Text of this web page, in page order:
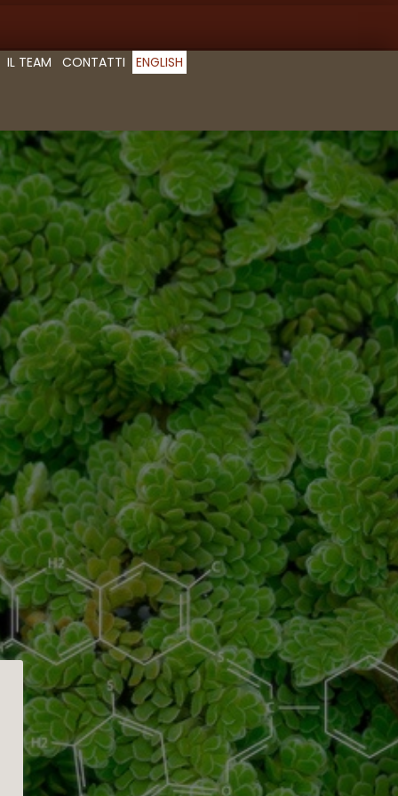
IL TEAM CONTATTI ENGLISH